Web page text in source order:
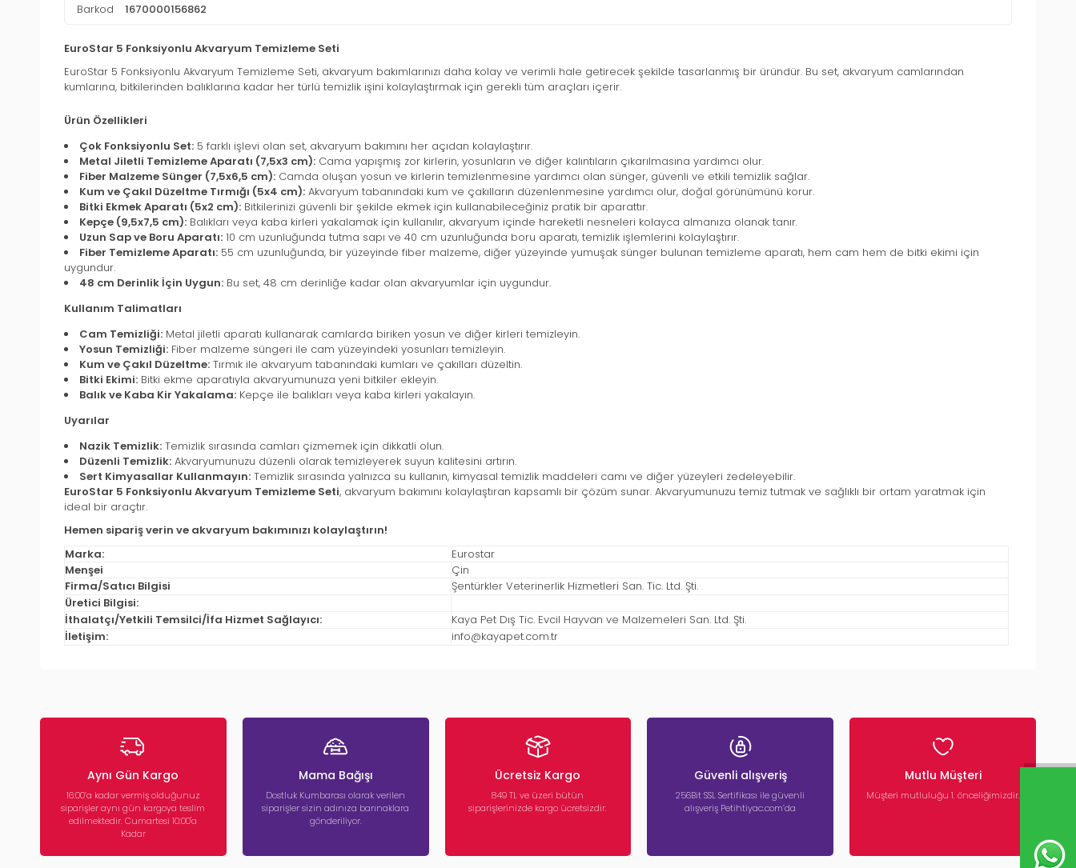
Barkod 1670000156862
EuroStar 5 Fonksiyonlu Akvaryum Temizleme Seti
EuroStar 5 Fonksiyonlu Akvaryum Temizleme Seti, akvaryum bakımlarınızı daha kolay ve verimli hale getirecek şekilde tasarlanmış bir üründür. Bu set, akvaryum camlarından
kumlarına, bitkilerinden balıklarına kadar her türlü temizlik işini kolaylaştırmak için gerekli tüm araçları içerir.
Ürün Özellikleri
Çok Fonksiyonlu Set: 5 farklı işlevi olan set, akvaryum bakımını her açıdan kolaylaştırır.
Metal Jiletli Temizleme Aparatı (7,5x3 cm): Cama yapışmış zor kirlerin, yosunların ve diğer kalıntıların çıkarılmasına yardımcı olur.
Fiber Malzeme Sünger (7,5x6,5 cm): Camda oluşan yosun ve kirlerin temizlenmesine yardımcı olan sünger, güvenli ve etkili temizlik sağlar.
Kum ve Çakıl Düzeltme Tırmığı (5x4 cm): Akvaryum tabanındaki kum ve çakılların düzenlenmesine yardımcı olur, doğal görünümünü korur.
Bitki Ekmek Aparatı (5x2 cm): Bitkilerinizi güvenli bir şekilde ekmek için kullanabileceğiniz pratik bir aparattır.
Kepçe (9,5x7,5 cm): Balıkları veya kaba kirleri yakalamak için kullanılır, akvaryum içinde hareketli nesneleri kolayca almanıza olanak tanır.
Uzun Sap ve Boru Aparatı: 10 cm uzunluğunda tutma sapı ve 40 cm uzunluğunda boru aparatı, temizlik işlemlerini kolaylaştırır.
Fiber Temizleme Aparatı: 55 cm uzunluğunda, bir yüzeyinde fiber malzeme, diğer yüzeyinde yumuşak sünger bulunan temizleme aparatı, hem cam hem de bitki ekimi için
uygundur.
48 cm Derinlik İçin Uygun: Bu set, 48 cm derinliğe kadar olan akvaryumlar için uygundur.
Kullanım Talimatları
Cam Temizliği: Metal jiletli aparatı kullanarak camlarda biriken yosun ve diğer kirleri temizleyin.
Yosun Temizliği: Fiber malzeme süngeri ile cam yüzeyindeki yosunları temizleyin.
Kum ve Çakıl Düzeltme: Tırmık ile akvaryum tabanındaki kumları ve çakılları düzeltin.
Bitki Ekimi: Bitki ekme aparatıyla akvaryumunuza yeni bitkiler ekleyin.
Balık ve Kaba Kir Yakalama: Kepçe ile balıkları veya kaba kirleri yakalayın.
Uyarılar
Nazik Temizlik: Temizlik sırasında camları çizmemek için dikkatli olun.
Düzenli Temizlik: Akvaryumunuzu düzenli olarak temizleyerek suyun kalitesini artırın.
Sert Kimyasallar Kullanmayın: Temizlik sırasında yalnızca su kullanın, kimyasal temizlik maddeleri camı ve diğer yüzeyleri zedeleyebilir.
EuroStar 5 Fonksiyonlu Akvaryum Temizleme Seti, akvaryum bakımını kolaylaştıran kapsamlı bir çözüm sunar. Akvaryumunuzu temiz tutmak ve sağlıklı bir ortam yaratmak için
ideal bir araçtır.
Hemen sipariş verin ve akvaryum bakımınızı kolaylaştırın!
Marka:
Eurostar
Menşei
Çin
Firma/Satıcı Bilgisi
Şentürkler Veterinerlik Hizmetleri San. Tic. Ltd. Şti.
Üretici Bilgisi:
İthalatçı/Yetkili Temsilci/İfa Hizmet Sağlayıcı:
Kaya Pet Dış Tic. Evcil Hayvan ve Malzemeleri San. Ltd. Şti.
İletişim:
info@kayapet.com.tr
Aynı Gün Kargo
16:00’a kadar vermiş olduğunuz
siparişler aynı gün kargoya teslim
edilmektedir. Cumartesi 10:00'a
Kadar
Mama Bağışı
Dostluk Kumbarası olarak verilen
siparişler sizin adınıza barınaklara
gönderiliyor.
Ücretsiz Kargo
849 TL ve üzeri bütün
siparişlerinizde kargo ücretsizdir.
Güvenli alışveriş
256Bit SSL Sertifikası ile güvenli
alışveriş Petihtiyac.com’da
Mutlu Müşteri
Müşteri mutluluğu 1. önceliğimizdir.